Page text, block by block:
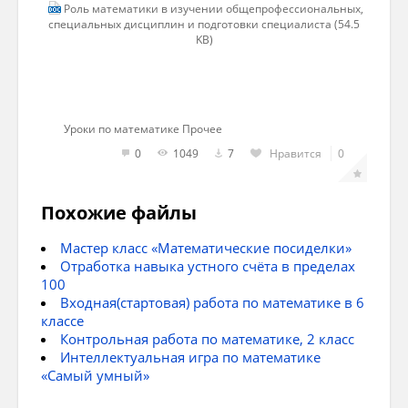
образовательного учреждения он не раз
столкнется с необходимостью применить
свои математические знания в
позволяет сформировать глубокие
фундаментальные знания и обеспечивает
мощным инструментом решения
Неоспоримым является тот факт, что
математика не просто мощное средство
решения практических задач и
универсальный язык науки, но и
доминирующий элемент общей культуры,
неотъемлемая часть цивилизации.
Решающая роль математики в
профессиональной подготовке
современного специалиста многогранна и
Роль математики в изучении общепрофессиональных,
специальных дисциплин и подготовки специалиста (54.5
KB)
Уроки по математике Прочее
0
1049 7 Нравится 0
Похожие файлы
Мастер класс «Математические посиделки»
Отработка навыка устного счёта в пределах
100
Входная(стартовая) работа по математике в 6
классе
Контрольная работа по математике, 2 класс
Интеллектуальная игра по математике
«Самый умный»